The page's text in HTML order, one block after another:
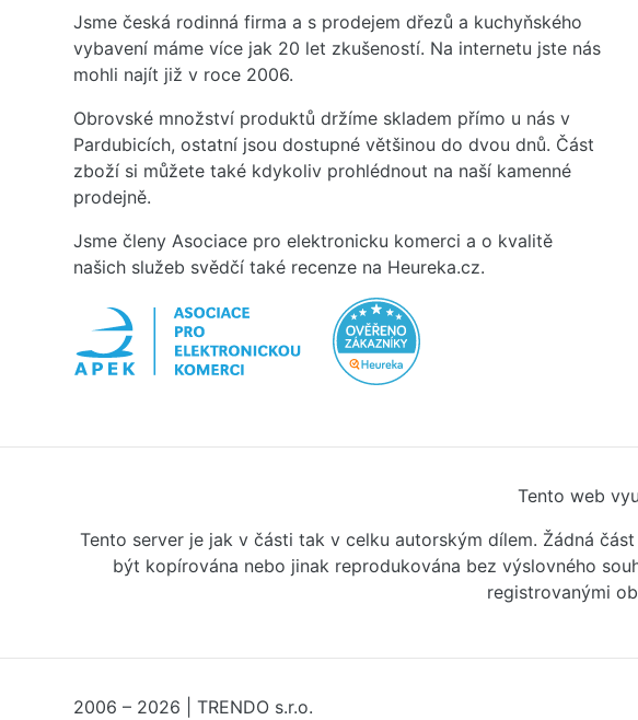
Jsme česká rodinná firma a s prodejem dřezů a kuchyňského
vybavení máme více jak 20 let zkušeností. Na internetu jste nás
mohli najít již v roce 2006.
Obrovské množství produktů držíme skladem přímo u nás v
Pardubicích, ostatní jsou dostupné většinou do dvou dnů. Část
zboží si můžete také kdykoliv prohlédnout na naší kamenné
prodejně.
Jsme členy Asociace pro elektronicku komerci a o kvalitě
našich služeb svědčí také recenze na Heureka.cz.
Tento web
Tento server je jak v části tak v celku autorským dílem. Žádná
být kopírována nebo jinak reprodukována bez výslovného
registrovanými
2006 – 2026 | TRENDO s.r.o.